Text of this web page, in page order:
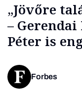
„Jövőre
–
Péter is
Forbes